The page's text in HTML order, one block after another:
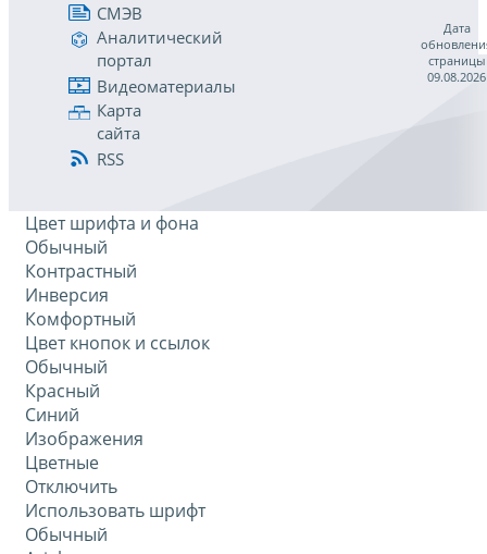
СМЭВ
Аналитический
портал
Видеоматериалы
Карта
сайта
RSS
Дата
страницы
09.08.2026
Цвет шрифта и фона
Обычный
Контрастный
Инверсия
Комфортный
Цвет кнопок и ссылок
Обычный
Красный
Синий
Изображения
Цветные
Отключить
Использовать шрифт
Обычный